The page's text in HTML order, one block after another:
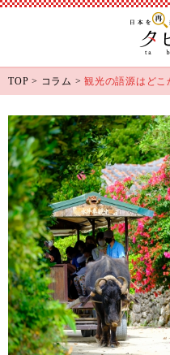
TOP > コラム > 観光の語源はどこ